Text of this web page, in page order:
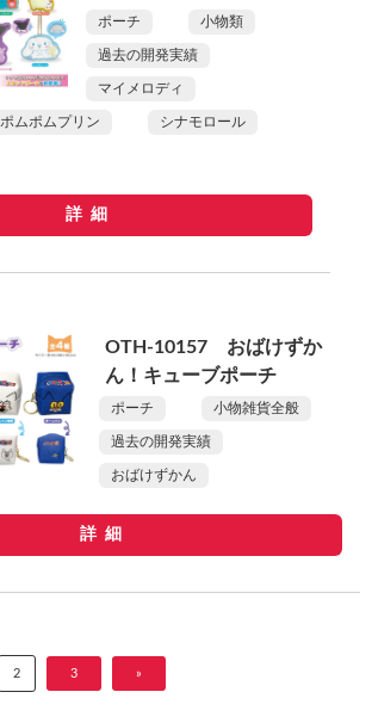
ポーチ 小物類
過去の開発実績
マイメロディ
ポムポムプリン シナモロール
詳細
OTH-10157 おばけずか
ん！キューブポーチ
ポーチ 小物雑貨全般
過去の開発実績
おばけずかん
詳細
2 3 »